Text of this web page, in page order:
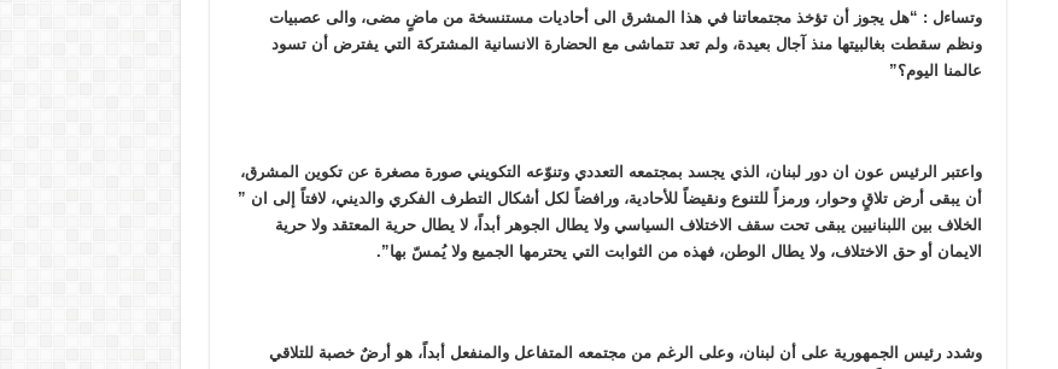
وتساءل : “هل يجوز أن تؤخذ مجتمعاتنا في هذا المشرق الى أحاديات مستنسخة من ماضٍ مضى، والى عصبيات
ونظم سقطت بغالبيتها منذ آجال بعيدة، ولم تعد تتماشى مع الحضارة الانسانية المشتركة التي يفترض أن تسود
عالمنا اليوم؟”
واعتبر الرئيس عون ان دور لبنان، الذي يجسد بمجتمعه التعددي وتنوّعه التكويني صورة مصغرة عن تكوين المشرق،
أن يبقى أرض تلاقٍ وحوار، ورمزاً للتنوع ونقيضاً للأحادية، ورافضاً لكل أشكال التطرف الفكري والديني، لافتاً إلى ان ”
الخلاف بين اللبنانيين يبقى تحت سقف الاختلاف السياسي ولا يطال الجوهر أبداً، لا يطال حرية المعتقد ولا حرية
الايمان أو حق الاختلاف، ولا يطال الوطن، فهذه من الثوابت التي يحترمها الجميع ولا يُمسّ بها”.
وشدد رئيس الجمهورية على أن لبنان، وعلى الرغم من مجتمعه المتفاعل والمنفعل أبداً، هو أرضٌ خصبة للتلاقي